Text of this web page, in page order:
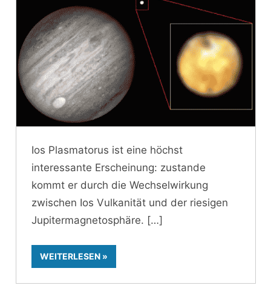
Ios Plasmatorus ist eine höchst
interessante Erscheinung: zustande
kommt er durch die Wechselwirkung
zwischen Ios Vulkanität und der riesigen
Jupitermagnetosphäre.
WEITERLESEN